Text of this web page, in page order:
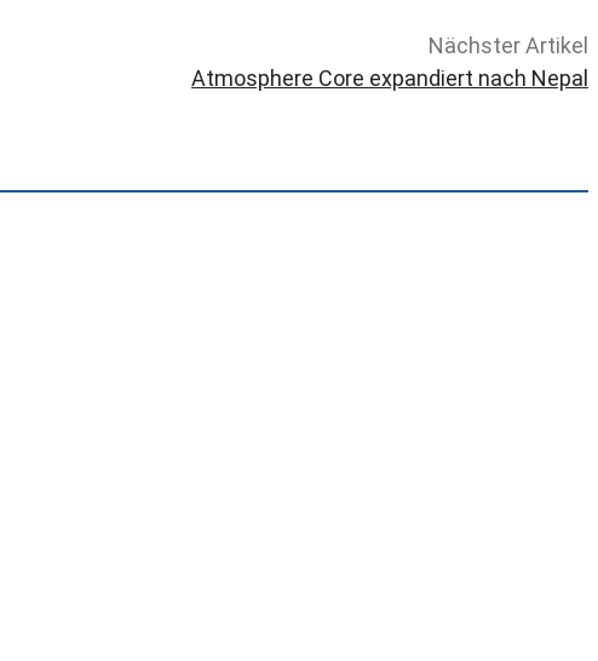
Nächster Artikel
Atmosphere Core expandiert nach Nepal